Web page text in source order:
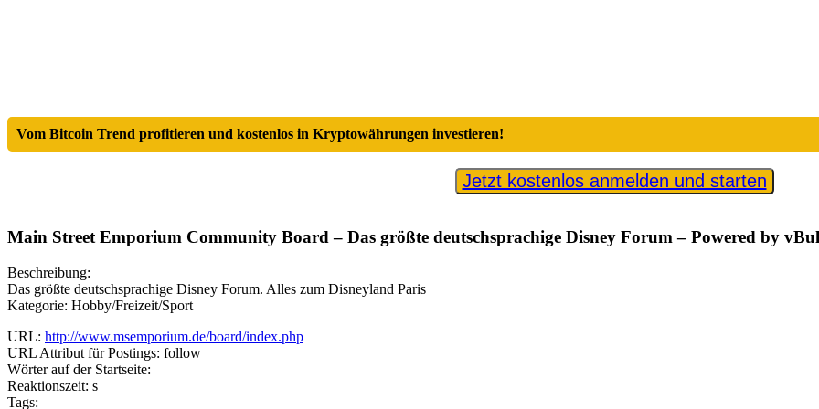
Vom Bitcoin Trend profitieren und kostenlos in Kryptowährungen investieren!
Jetzt kostenlos anmelden und starten
Main Street Emporium Community Board – Das größte deutschsprachige Disney Forum – Powered by
Beschreibung:
Das größte deutschsprachige Disney Forum. Alles zum Disneyland Paris
Kategorie: Hobby/Freizeit/Sport
URL: http://www.msemporium.de/board/index.php
URL Attribut für Postings: follow
Wörter auf der Startseite:
Reaktionszeit: s
Tags: